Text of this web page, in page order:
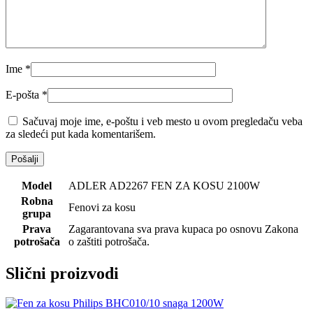
Ime *
E-pošta *
Sačuvaj moje ime, e-poštu i veb mesto u ovom pregledaču veba
za sledeći put kada komentarišem.
Model
ADLER AD2267 FEN ZA KOSU 2100W
Robna
grupa
Fenovi za kosu
Prava
potrošača
Zagarantovana sva prava kupaca po osnovu Zakona
o zaštiti potrošača.
Slični proizvodi